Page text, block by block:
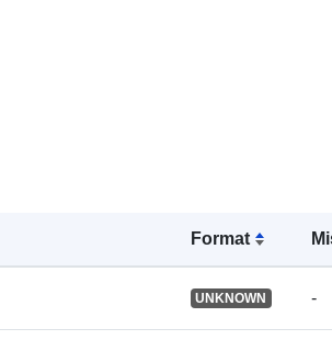
Format
UNKNOWN -